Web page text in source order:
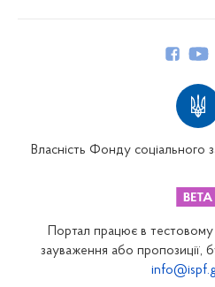
Закарпатське відділення
Запорізьке відділення
Власність Фонду соціального
Портал працює в
зауваження або пропозиції,